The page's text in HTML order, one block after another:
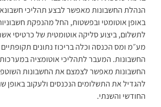
הנהלת החשבונות מאפשר לבצע תהליכי
באופן אוטומטי ובפשטות, החל מהנפקת
לתשלום, ביצוע סליקה אוטומטית של כרטיסי
מע״מ ומס הכנסה וכלה בריכוז נתונים
החשבונות. המעבר לתהליכי אוטומציה
החשבונות מאפשר לצמצם את החשבונות
להגדיל את התשלומים הנכנסים ולעקוב באופן
החודשי והשנתי.